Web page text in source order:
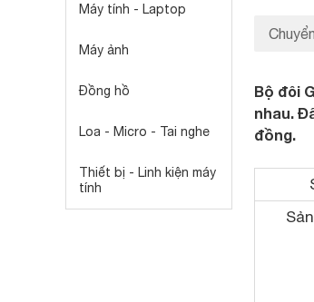
Máy tính - Laptop
Máy ảnh
Đồng hồ
Loa - Micro - Tai nghe
Thiết bị - Linh kiện máy
tính
Bộ đôi
nhau.
đồng.